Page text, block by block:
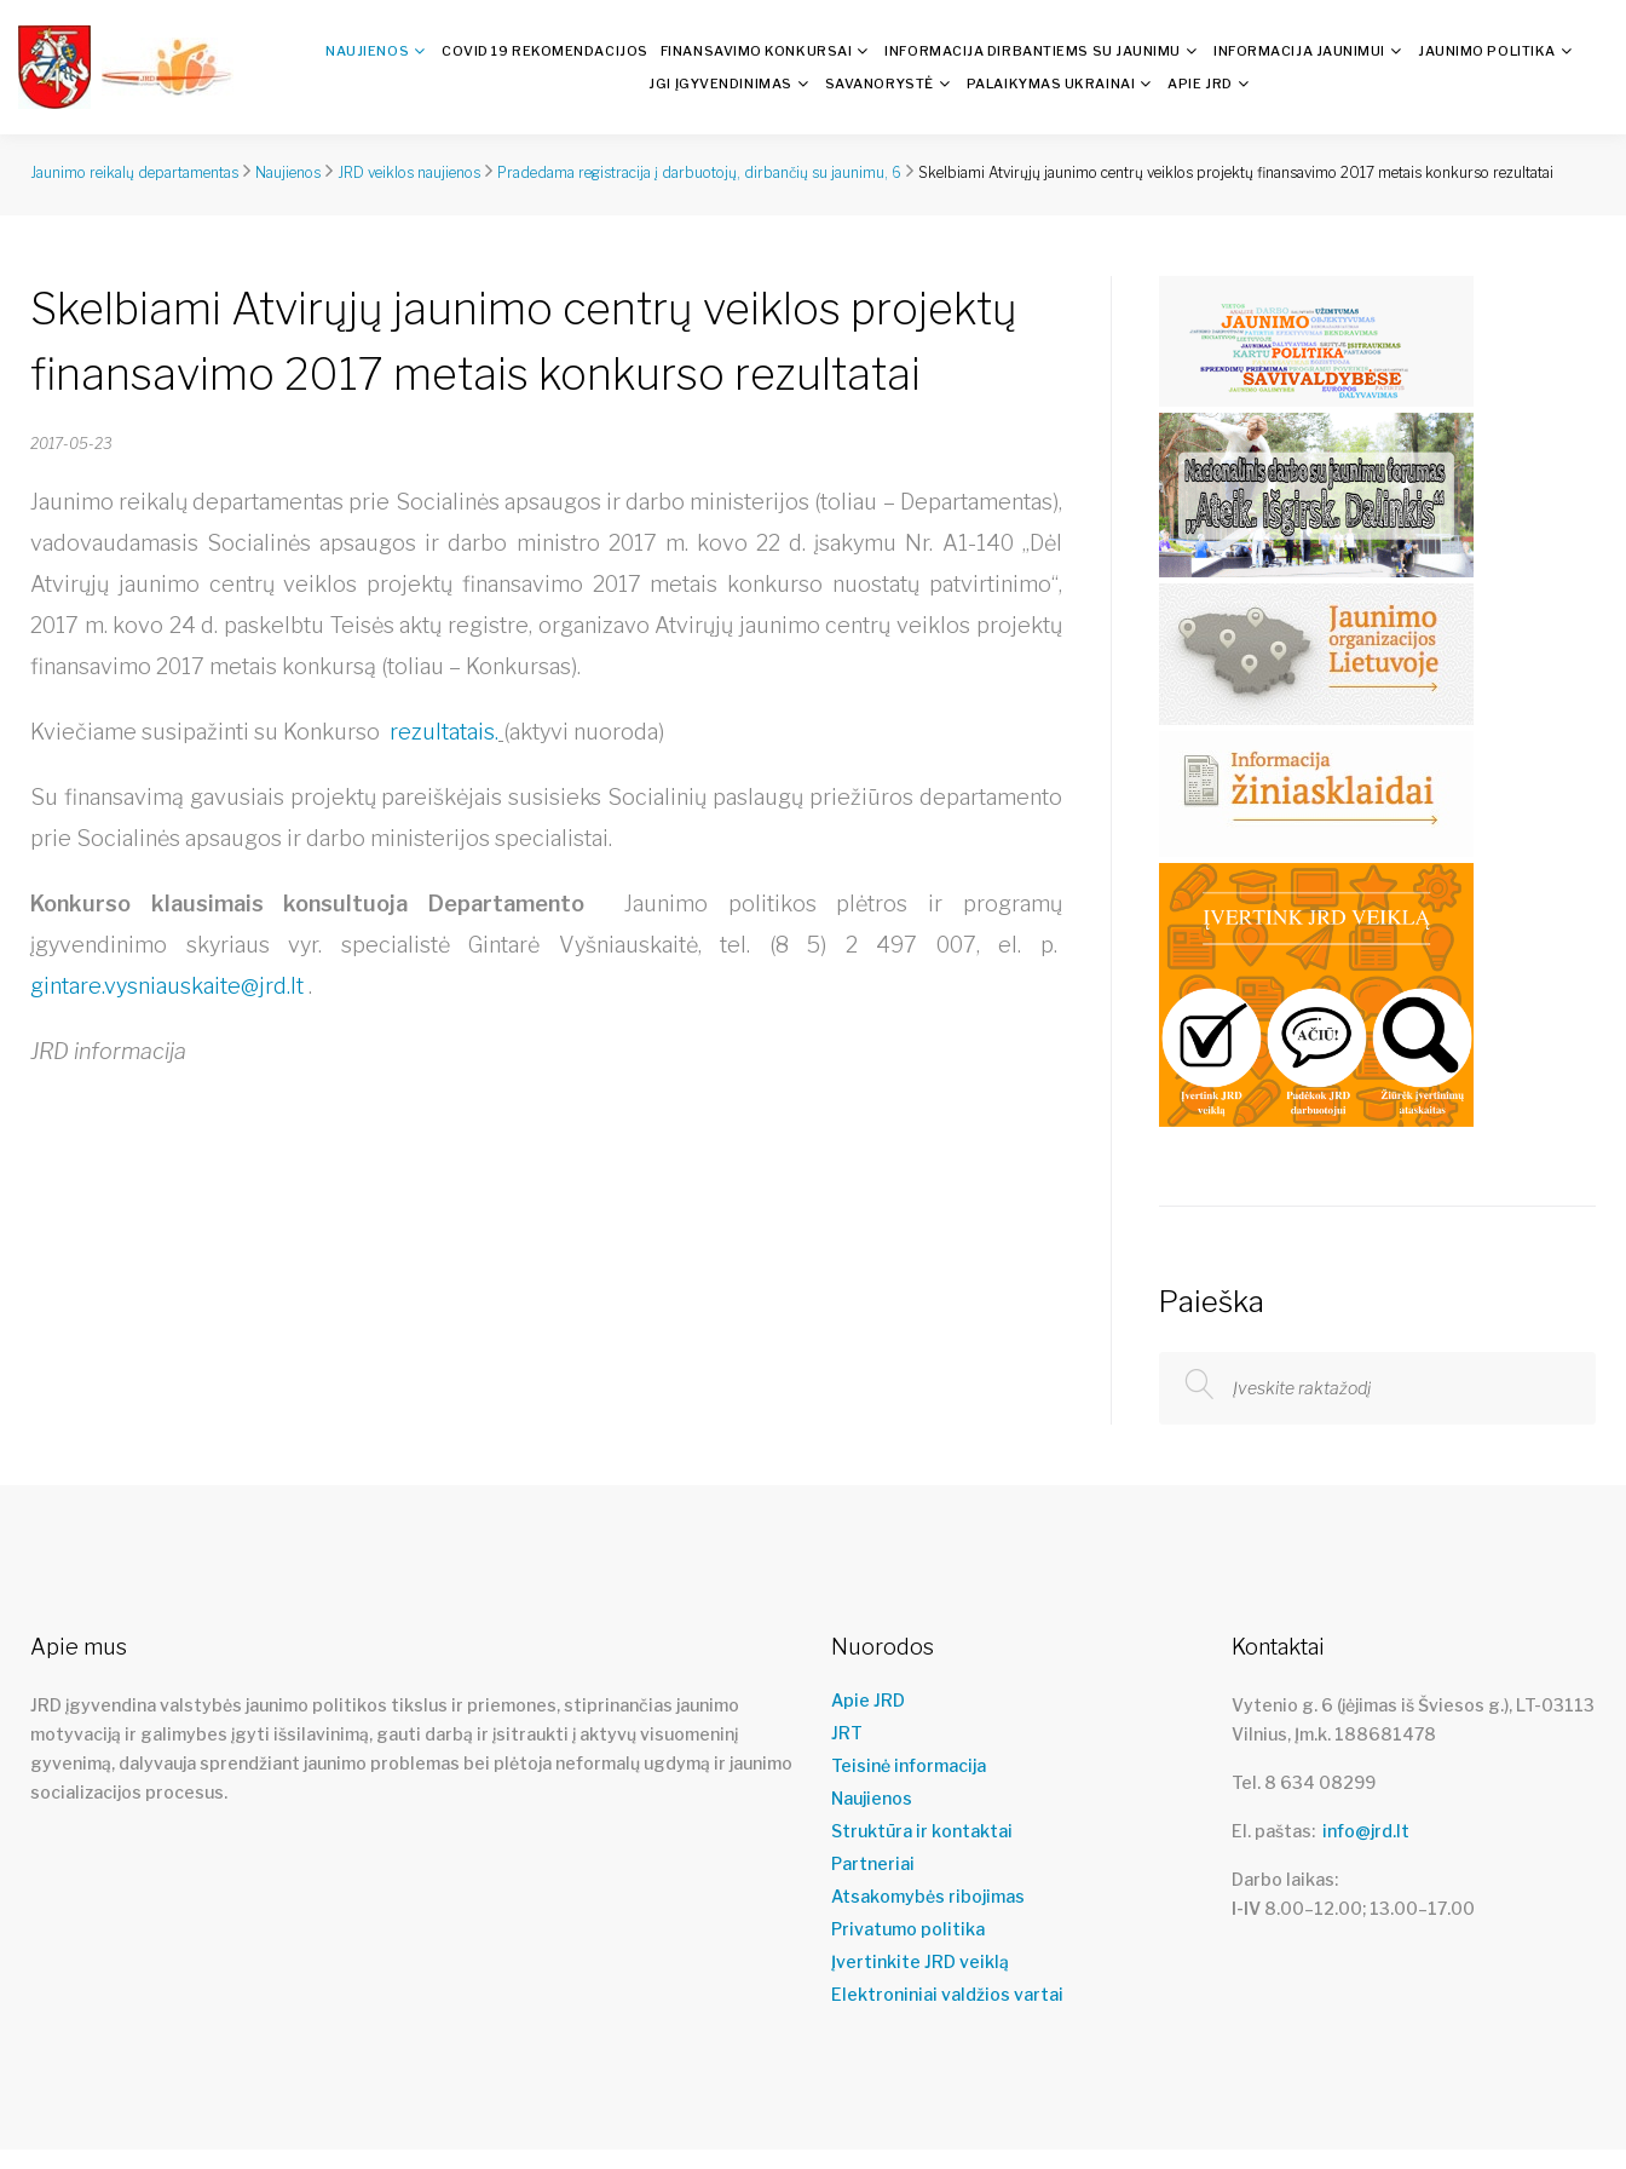
NAUJIENOS COVID 19 REKOMENDACIJOS FINANSAVIMO KONKURSAI INFORMACIJA DIRBANTIEMS SU JAUNIMU INFORMACIJA JAUNIMUI
JAUNIMO POLITIKA
JGI ĮGYVENDINIMAS
SAVANORYSTĖ PALAIKYMAS UKRAINAI APIE JRD
Jaunimo reikalų departamentas Naujienos JRD veiklos naujienos Pradedama registracija į darbuotojų, dirbančių su jaunimu, 6 Skelbiami Atvirųjų jaunimo centrų veiklos projektų finansavimo 2017 metais konkurso rezultatai
Skelbiami Atvirųjų jaunimo centrų veiklos projektų
finansavimo 2017 metais konkurso rezultatai
2017-05-23
Jaunimo reikalų departamentas prie Socialinės apsaugos ir darbo ministerijos (toliau – Departamentas),
vadovaudamasis Socialinės apsaugos ir darbo ministro 2017 m. kovo 22 d. įsakymu Nr. A1-140 „Dėl
Atvirųjų jaunimo centrų veiklos projektų finansavimo 2017 metais konkurso nuostatų patvirtinimo“,
2017 m. kovo 24 d. paskelbtu Teisės aktų registre, organizavo Atvirųjų jaunimo centrų veiklos projektų
finansavimo 2017 metais konkursą (toliau – Konkursas).
Kviečiame susipažinti su Konkurso rezultatais. (aktyvi nuoroda)
Su finansavimą gavusiais projektų pareiškėjais susisieks Socialinių paslaugų priežiūros departamento
prie Socialinės apsaugos ir darbo ministerijos specialistai.
Konkurso klausimais konsultuoja Departamento
Jaunimo politikos plėtros ir programų
įgyvendinimo skyriaus vyr. specialistė Gintarė Vyšniauskaitė, tel. (8 5) 2 497 007, el. p.
gintare.vysniauskaite@jrd.lt .
JRD informacija
Paieška
Apie mus
JRD įgyvendina valstybės jaunimo politikos tikslus ir priemones, stiprinančias jaunimo
motyvaciją ir galimybes įgyti išsilavinimą, gauti darbą ir įsitraukti į aktyvų visuomeninį
gyvenimą, dalyvauja sprendžiant jaunimo problemas bei plėtoja neformalų ugdymą ir jaunimo
socializacijos procesus.
Nuorodos
Apie JRD
JRT
Teisinė informacija
Naujienos
Struktūra ir kontaktai
Partneriai
Atsakomybės ribojimas
Privatumo politika
Įvertinkite JRD veiklą
Elektroniniai valdžios vartai
Kontaktai
Vytenio g. 6 (įėjimas iš Šviesos g.), LT-03113
Vilnius, Įm.k. 188681478
Tel. 8 634 08299
El. paštas info@jrd.lt
Darbo laikas
I-IV 8.00–12.00; 13.00–17.00